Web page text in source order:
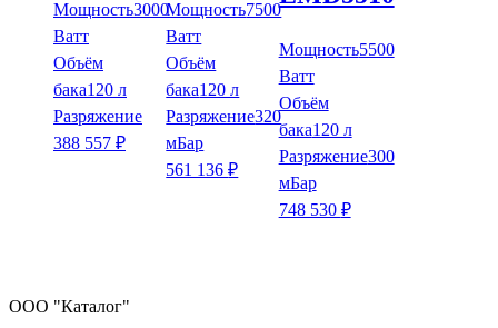
Мощность3000
Ватт
Объём
бака120 л
Разряжение
388 557 ₽
Мощность7500
Ватт
Объём
бака120 л
Разряжение320
мБар
561 136₽
Мощность5500
Ватт
Объём
бака120 л
Разряжение300
мБар
748 530 ₽
ООО "Каталог"